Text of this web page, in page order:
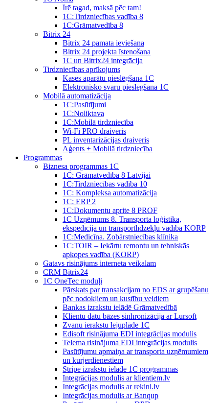
Īrē tagad, maksā pēc tam!
1С:Tirdzniecības vadība 8
1С:Grāmatvedība 8
Bitrix 24
Bitrix 24 pamata ieviešana
Bitrix 24 projekta īstenošana
1C un Bitrix24 integrācija
Tirdzniecības aprīkojums
Kases aparātu pieslēgšana 1C
Elektronisko svaru pieslēgšana 1C
Mobilā automatizācija
1С:Pasūtījumi
1С:Noliktava
1С:Mobilā tirdzniecība
Wi-Fi PRO draiveris
PL inventarizācijas draiveris
Aģents + Mobilā tirdzniecība
Programmas
Biznesa programmas 1C
1C: Grāmatvedība 8 Latvijai
1C:Tirdzniecības vadība 10
1С: Kompleksa automatizācija
1C: ERP 2
1С:Dokumentu aprite 8 PROF
1C Uzņēmums 8. Transporta loģistika,
ekspedīcija un transportlīdzekļu vadība KORP
1C:Medicīna. Zobārstniecības klīnika
1C:TOIR – Iekārtu remontu un tehniskās
apkopes vadība (KORP)
Gatavs risinājums interneta veikalam
CRM Bitrix24
1С OneTec moduļi
Pārskats par transakcijam no EDS ar grupēšanu
pēc nodokļiem un kustību veidiem
Bankas izrakstu ielādē Grāmatvedībā
Klientu datu bāzes sinhronizācija ar Lursoft
Zvanu ierakstu lejuplāde 1C
Edisoft risinājuma EDI integrācijas modulis
Telema risinājuma EDI integrācijas modulis
Pasūtījumu apmaiņa ar transporta uzņēmumiem
un kurjerdienestiem
Stripe izrakstu ielādē 1C programmās
Integrācijas modulis ar klientiem.lv
Integrācijas modulis ar rekini.lv
Integrācijas modulis ar Banqup